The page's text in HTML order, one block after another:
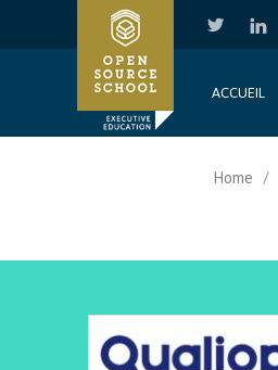
ACCUEIL
Home